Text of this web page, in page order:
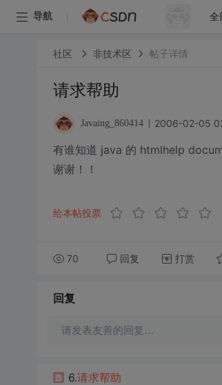
导航 全
社区 非技术区 帖子详情
请求帮助
Javaing_860414 2006-02-05
有谁知道 java 的 htmlhelp
谢谢！！
给本帖投票
70 回复 打赏
回复
请发表友善的回复…
6.请求帮助